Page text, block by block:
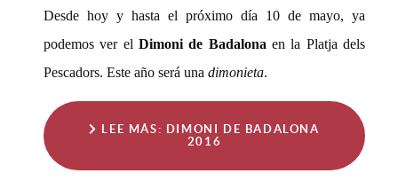
Desde hoy y hasta el próximo día 10 de mayo, ya
podemos ver el Dimoni de Badalona en la Platja dels
Pescadors. Este año será una dimonieta.
LEE MÁS: DIMONI DE BADALONA
2016